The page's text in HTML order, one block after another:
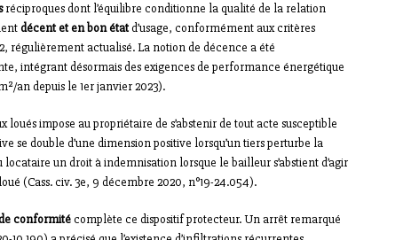
réciproques dont l’équilibre conditionne la qualité de la relation
décent et en bon étatd’usage, conformément aux critères
régulièrement actualisé. La notion de décence a été
intégrant désormais des exigences de performance énergétique
an depuis le 1er janvier 2023).
loués impose au propriétaire de s’abstenir de tout acte susceptible
se double d’une dimension positive lorsqu’un tiers perturbe la
un droit à indemnisation lorsque le bailleur s’abstient d’agir
(Cass. civ. 3e, 9 décembre 2020, n°19-24.054).
conformitécomplète ce dispositif protecteur. Un arrêt remarqué